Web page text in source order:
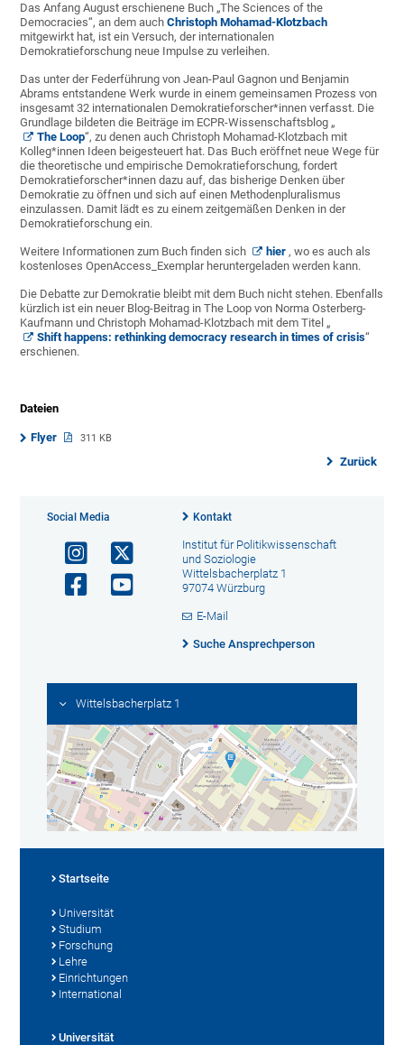
Das Anfang August erschienene Buch „The Sciences of the
Democracies“, an dem auchChristoph Mohamad-Klotzbach
mitgewirkt hat, ist ein Versuch, der internationalen
Demokratieforschung neue Impulse zu verleihen.
Das unter der Federführung von Jean-Paul Gagnon und Benjamin
Abrams entstandene Werk wurde in einem gemeinsamen Prozess von
insgesamt 32 internationalen Demokratieforscher*innen verfasst. Die
Grundlage bildeten die Beiträge im ECPR-Wissenschaftsblog „
The Loop“, zu denen auch Christoph Mohamad-Klotzbach mit
Kolleg*innen Ideen beigesteuert hat. Das Buch eröffnet neue Wege für
die theoretische und empirische Demokratieforschung, fordert
Demokratieforscher*innen dazu auf, das bisherige Denken über
Demokratie zu öffnen und sich auf einen Methodenpluralismus
einzulassen. Damit lädt es zu einem zeitgemäßen Denken in der
Demokratieforschung ein.
Weitere Informationen zum Buch finden sich hier , wo es auch als
kostenloses OpenAccess_Exemplar heruntergeladen werden kann.
Die Debatte zur Demokratie bleibt mit dem Buch nicht stehen. Ebenfalls
kürzlich ist ein neuer Blog-Beitrag in The Loop von Norma Osterberg-
Kaufmann und Christoph Mohamad-Klotzbach mit dem Titel „
Shift happens: rethinking democracy research in times of crisis“
erschienen.
Dateien
Flyer 311 KB
Zurück
Social Media Kontakt
Institut für Politikwissenschaft
und Soziologie
Wittelsbacherplatz 1
97074 Würzburg
E-Mail
Suche Ansprechperson
Wittelsbacherplatz 1
Startseite
Universität
Studium
Forschung
Lehre
Einrichtungen
International
Universität